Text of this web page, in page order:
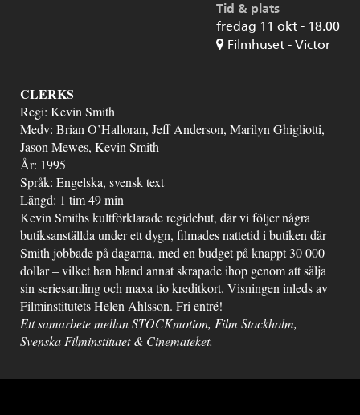
Tid & plats
fredag 11 okt - 18.00
Filmhuset - Victor
CLERKS
Regi: Kevin Smith
Medv: Brian O’Halloran, Jeff Anderson, Marilyn Ghigliotti,
Jason Mewes, Kevin Smith
År: 1995
Språk: Engelska, svensk text
Längd: 1 tim 49 min
Kevin Smiths kultförklarade regidebut, där vi följer några
butiksanställda under ett dygn, filmades nattetid i butiken där
Smith jobbade på dagarna, med en budget på knappt 30 000
dollar – vilket han bland annat skrapade ihop genom att sälja
sin seriesamling och maxa tio kreditkort. Visningen inleds av
Filminstitutets Helen Ahlsson. Fri entré!
Ett samarbete mellan STOCKmotion, Film Stockholm,
Svenska Filminstitutet & Cinemateket.